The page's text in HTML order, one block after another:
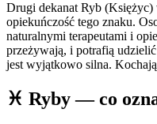
Drugi dekanat Ryb
opiekuńczość tego znaku.
naturalnymi terapeutami i
przeżywają, i potrafią
jest wyjątkowo silna.
♓ Ryby— co